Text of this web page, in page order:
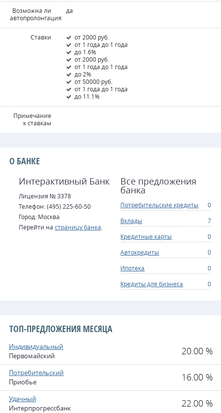
Возможна ли
автопролонгация
да
Ставки
от 2000 руб.
от 1 года до 1 года
до 1.6%
от 2000 руб.
от 1 года до 1 года
до 2%
от 50000 руб.
от 1 года до 1 года
до 11.1%
Примечание
к ставкам
О БАНКЕ
Интерактивный Банк
Лицензия № 3378
Телефон: (495) 225-60-50
Город: Москва
Перейти на страницу банка
Все предложения
банка
Потребительские кредиты
0
Вклады
7
Кредитные карты
0
Автокредиты
0
Ипотека
0
Кредиты для бизнеса
0
ТОП-ПРЕДЛОЖЕНИЯ МЕСЯЦА
Индивидуальный
Первомайский
20.00 %
Потребительский
Приобье
16.00 %
Удачный
Интерпрогрессбанк
22.00 %